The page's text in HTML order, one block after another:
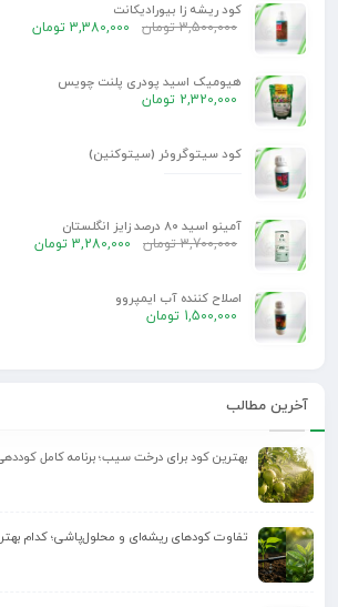
کود ریشه زا بیورادیکانت
3,500,000 تومان 3,380,000 تومان
هیومیک اسید پودری پلنت چویس
2,320,000 تومان
کود سیتوگروئر (سیتوکنین)
آمینو اسید 80 درصد زایز انگلستان
3,700,000 تومان 3,280,000 تومان
اصلاح کننده آب ایمپروو
1,500,000 تومان
آخرین مطالب
بهترین کود برای درخت سیب؛ برنامه کامل
تفاوت کودهای ریشه‌ای و محلول‌پاشی؛ کدام